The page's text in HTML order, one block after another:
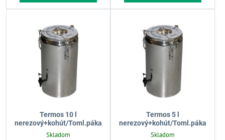
Termos 10 l
nerezový+kohút/Toml.páka
Skladom
Termos 5 l
nerezový+kohút/Toml.páka
Skladom